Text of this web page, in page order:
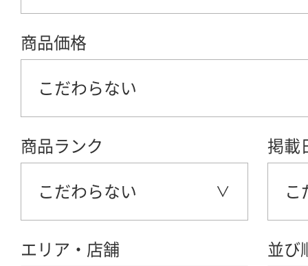
商品価格
こだわらない
商品ランク
こだわらない
掲載
こ
エリア・店舗 並び